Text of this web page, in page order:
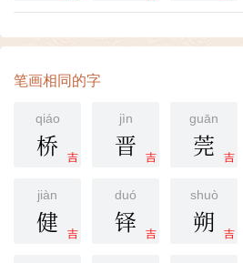
笔画相同的字
qiáo
吉
桥
jìn
吉
晋
guān
吉
莞
jiàn
吉
健
duó
吉
铎
shuò
吉
朔